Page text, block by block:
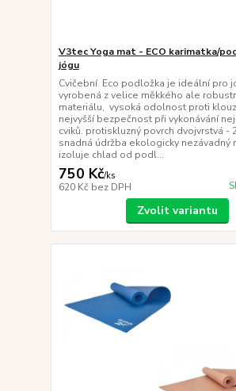
V3tec Yoga mat - ECO karimatka/
jógu
Cvičební Eco podložka je ideální pro
vyrobená z velice měkkého ale
materiálu, vysoká odolnost proti
nejvyšší bezpečnost při vykonávání
cviků. protiskluzný povrch dvojvrstvá -
snadná údržba ekologicky nezávadný
izoluje chlad od podl...
750 Kč/ks
620 Kč bez DPH
Zvolit variantu